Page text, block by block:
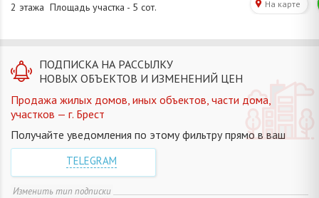
ПОДПИСКА НА РАССЫЛКУ
НОВЫХ ОБЪЕКТОВ И ИЗМЕНЕНИЙ ЦЕН
Продажа жилых домов, иных объектов, части дома,
участков — г. Брест
Получайте уведомления по этому фильтру прямо в ваш
TELEGRAM
Изменить тип подписки